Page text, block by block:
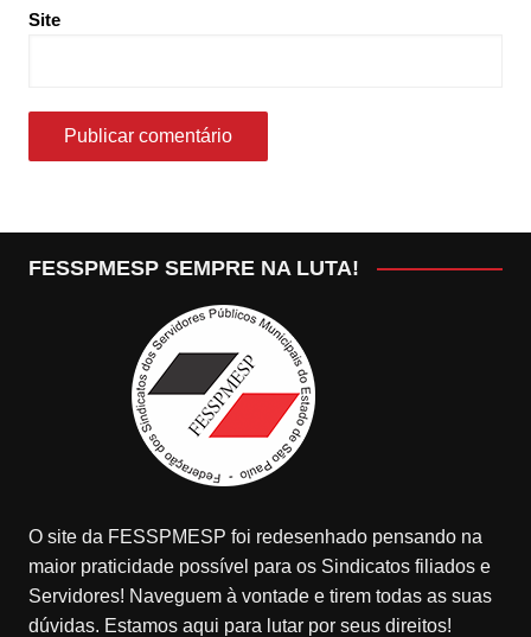
Site
FESSPMESP SEMPRE NA LUTA!
O site da FESSPMESP foi redesenhado pensando na
maior praticidade possível para os Sindicatos filiados e
Servidores! Naveguem à vontade e tirem todas as suas
dúvidas. Estamos aqui para lutar por seus direitos!